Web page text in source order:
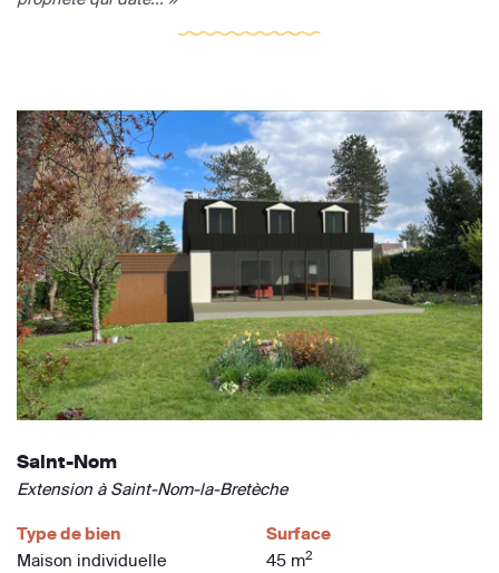
Saint-Nom
Extension à Saint-Nom-la-Bretèche
Type de bien
Maison individuelle
Surface
45 m2